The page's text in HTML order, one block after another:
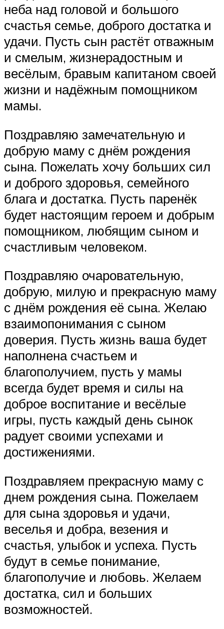
неба над головой и большого
счастья семье, доброго достатка и
удачи. Пусть сын растёт отважным
и смелым, жизнерадостным и
весёлым, бравым капитаном своей
жизни и надёжным помощником
мамы.
Поздравляю замечательную и
добрую маму с днём рождения
сына. Пожелать хочу больших сил
и доброго здоровья, семейного
блага и достатка. Пусть паренёк
будет настоящим героем и добрым
помощником, любящим сыном и
счастливым человеком.
Поздравляю очаровательную,
добрую, милую и прекрасную маму
с днём рождения её сына. Желаю
взаимопонимания с сыном
доверия. Пусть жизнь ваша будет
наполнена счастьем и
благополучием, пусть у мамы
всегда будет время и силы на
доброе воспитание и весёлые
игры, пусть каждый день сынок
радует своими успехами и
достижениями.
Поздравляем прекрасную маму с
днем рождения сына. Пожелаем
для сына здоровья и удачи,
веселья и добра, везения и
счастья, улыбок и успеха. Пусть
будут в семье понимание,
благополучие и любовь. Желаем
достатка, сил и больших
возможностей.